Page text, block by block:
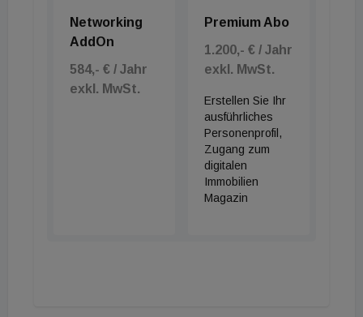
Networking
AddOn
584,- € / Jahr
exkl. MwSt.
Premium Abo
1.200,- € / Jahr
exkl. MwSt.
Erstellen Sie Ihr
ausführliches
Personenprofil,
Zugang zum
digitalen
Immobilien
Magazin